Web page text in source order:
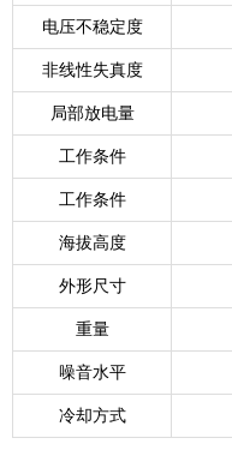
电压不稳定度
非线性失真度
局部放电量
工作条件
工作条件
海拔高度
外形尺寸
重量
噪音水平
冷却方式